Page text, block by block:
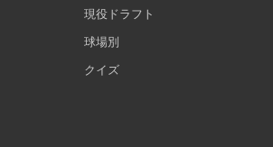
現役ドラフト
球場別
クイズ